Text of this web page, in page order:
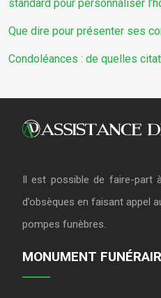
standard pour personnaliser
Que dire pour présenter ses
Condoléances : de quelles
Il est possible de faire-part
d’obsèques en faisant appel
pompes funèbres.
MONUMENT